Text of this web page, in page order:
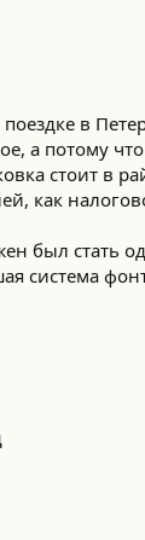
в
а потому
стоит в
как
был стать
система